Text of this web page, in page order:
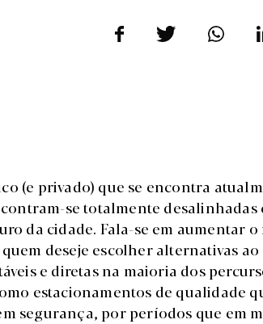
(e privado) que se encontra
se totalmente desalinhadas
da cidade. Fala-se em aumentar
deseje escolher alternativas
e diretas na maioria dos
estacionamentos de qualidade
segurança, por períodos que em